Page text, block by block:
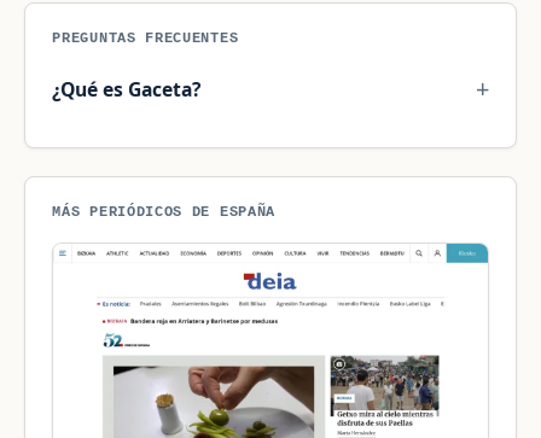
PREGUNTAS FRECUENTES
¿Qué es Gaceta?
MÁS PERIÓDICOS DE ESPAÑA